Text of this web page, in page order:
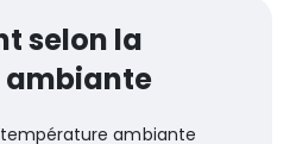
selon la
température ambiante